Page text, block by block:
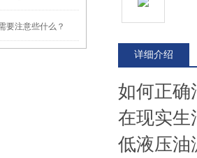
要注意些什么？
详细介绍
如何正确
在现实生
低液压油